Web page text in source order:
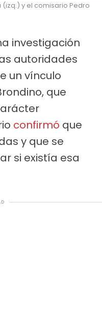
(izq.) y el comisario Pedro
investigación
autoridades
un vínculo
que
confirmó que
y que se
si existía esa